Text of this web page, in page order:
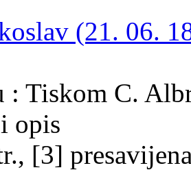
(21. 06.
: Tiskom C.
opis
[3]